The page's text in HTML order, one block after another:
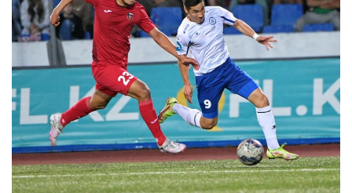
СПОРТ
Чек-лист
РАЗВЛЕЧЕНИЯ
OFFICIAL
Курултай